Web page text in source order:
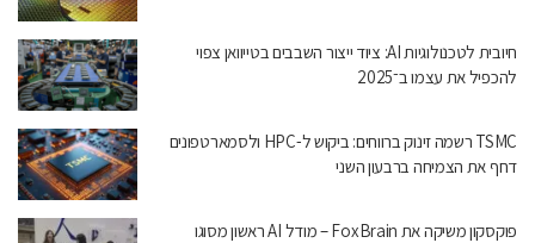
חיובית לטכנולוגיות AI: ציוד ייצור השבבים בטייוואן צפוי
להכפיל את עצמו ב־2025
TSMC רשמה זינוק ברווחים: ביקוש ל-HPC ולסמארטפונים
דחף את הצמיחה ברבעון השני
פוקסקון משיקה את FoxBrain – מודל AI ראשון מסוגו